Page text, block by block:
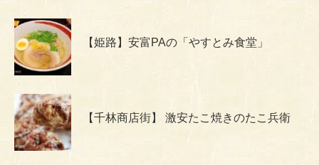
【姫路】安富PAの「やすとみ食堂」
【千林商店街】 激安たこ焼きのたこ兵衛